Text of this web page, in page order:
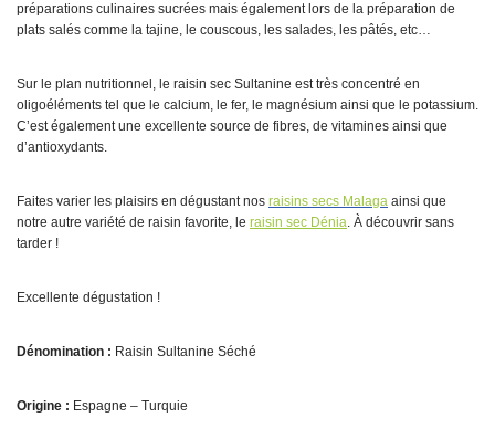
préparations culinaires sucrées mais également lors de la préparation de
plats salés comme la tajine, le couscous, les salades, les pâtés, etc…
Sur le plan nutritionnel, le raisin sec Sultanine est très concentré en
oligoéléments tel que le calcium, le fer, le magnésium ainsi que le potassium.
C’est également une excellente source de fibres, de vitamines ainsi que
d’antioxydants.
Faites varier les plaisirs en dégustant nos raisins secs Malaga ainsi que
notre autre variété de raisin favorite, le raisin sec Dénia. À découvrir sans
tarder !
Excellente dégustation !
Dénomination : Raisin Sultanine Séché
Origine : Espagne – Turquie